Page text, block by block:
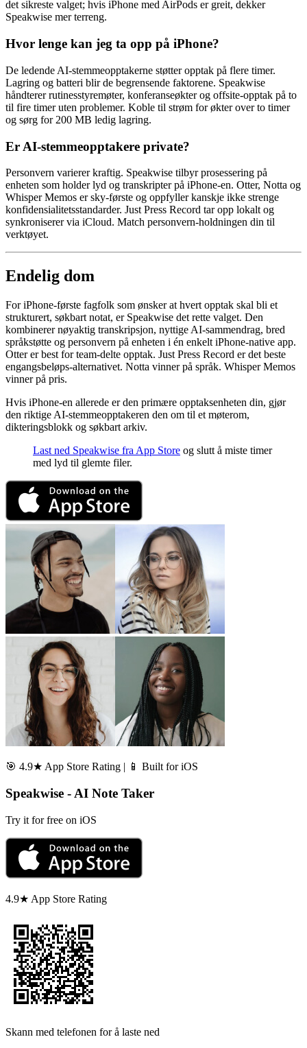
det sikreste valget; hvis iPhone med AirPods er greit, dekker
Speakwise mer terreng.
Hvor lenge kan jeg ta opp på iPhone?
De ledende AI-stemmeopptakerne støtter opptak på flere timer.
Lagring og batteri blir de begrensende faktorene. Speakwise
håndterer rutinesstyremøter, konferanseøkter og offsite-opptak på to
til fire timer uten problemer. Koble til strøm for økter over to timer
og sørg for 200 MB ledig lagring.
Er AI-stemmeopptakere private?
Personvern varierer kraftig. Speakwise tilbyr prosessering på
enheten som holder lyd og transkripter på iPhone-en. Otter, Notta og
Whisper Memos er sky-første og oppfyller kanskje ikke strenge
konfidensialitetsstandarder. Just Press Record tar opp lokalt og
synkroniserer via iCloud. Match personvern-holdningen din til
verktøyet.
Endelig dom
For iPhone-første fagfolk som ønsker at hvert opptak skal bli et
strukturert, søkbart notat, er Speakwise det rette valget. Den
kombinerer nøyaktig transkripsjon, nyttige AI-sammendrag, bred
språkstøtte og personvern på enheten i én enkelt iPhone-native app.
Otter er best for team-delte opptak. Just Press Record er det beste
engangsbeløps-alternativet. Notta vinner på språk. Whisper Memos
vinner på pris.
Hvis iPhone-en allerede er den primære opptaksenheten din, gjør
den riktige AI-stemmeopptakeren den om til et møterom,
dikteringsblokk og søkbart arkiv.
Last ned Speakwise fra App Store og slutt å miste timer
med lyd til glemte filer.
🎯 4.9★ App Store Rating | 📱 Built for iOS
Speakwise - AI Note Taker
Try it for free on iOS
4.9★ App Store Rating
Skann med telefonen for å laste ned